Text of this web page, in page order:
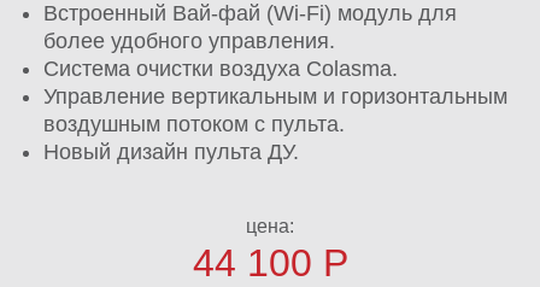
Встроенный Вай-фай (Wi-Fi) модуль для
более удобного управления.
Система очистки воздуха Colasma.
Управление вертикальным и горизонтальным
воздушным потоком с пульта.
Новый дизайн пульта ДУ.
цена:
44 100 Р